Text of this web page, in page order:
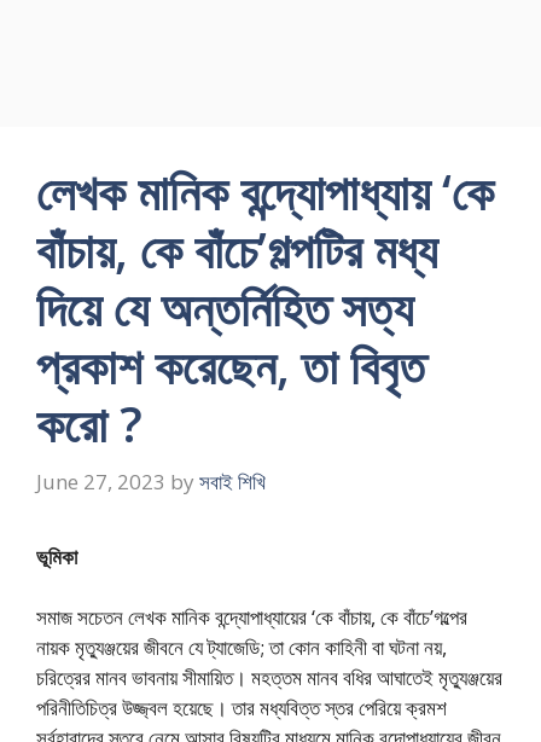
লেখক মানিক বন্দ্যোপাধ্যায় ‘কে
বাঁচায়, কে বাঁচে’গল্পটির মধ্য
দিয়ে যে অন্তর্নিহিত সত্য
প্রকাশ করেছেন, তা বিবৃত
করো ?
June 27, 2023 by সবাই শিখি
ভূমিকা
সমাজ সচেতন লেখক মানিক বন্দ্যোপাধ্যায়ের ‘কে বাঁচায়, কে বাঁচে’গল্পের
নায়ক মৃত্যুঞ্জয়ের জীবনে যে ট্যাজেডি; তা কোন কাহিনী বা ঘটনা নয়,
চরিত্রের মানব ভাবনায় সীমায়িত। মহত্তম মানব বধির আঘাতেই মৃত্যুঞ্জয়ের
পরিনীতিচিত্র উজ্জ্বল হয়েছে। তার মধ্যবিত্ত স্তর পেরিয়ে ক্রমশ